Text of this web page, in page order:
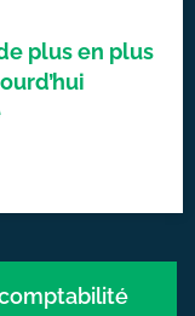
plus en plus